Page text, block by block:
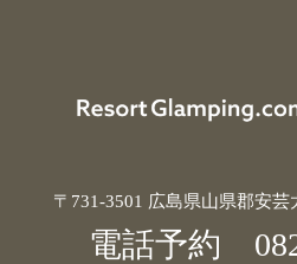
〒731-3501 広島県山県郡安芸
電話予約